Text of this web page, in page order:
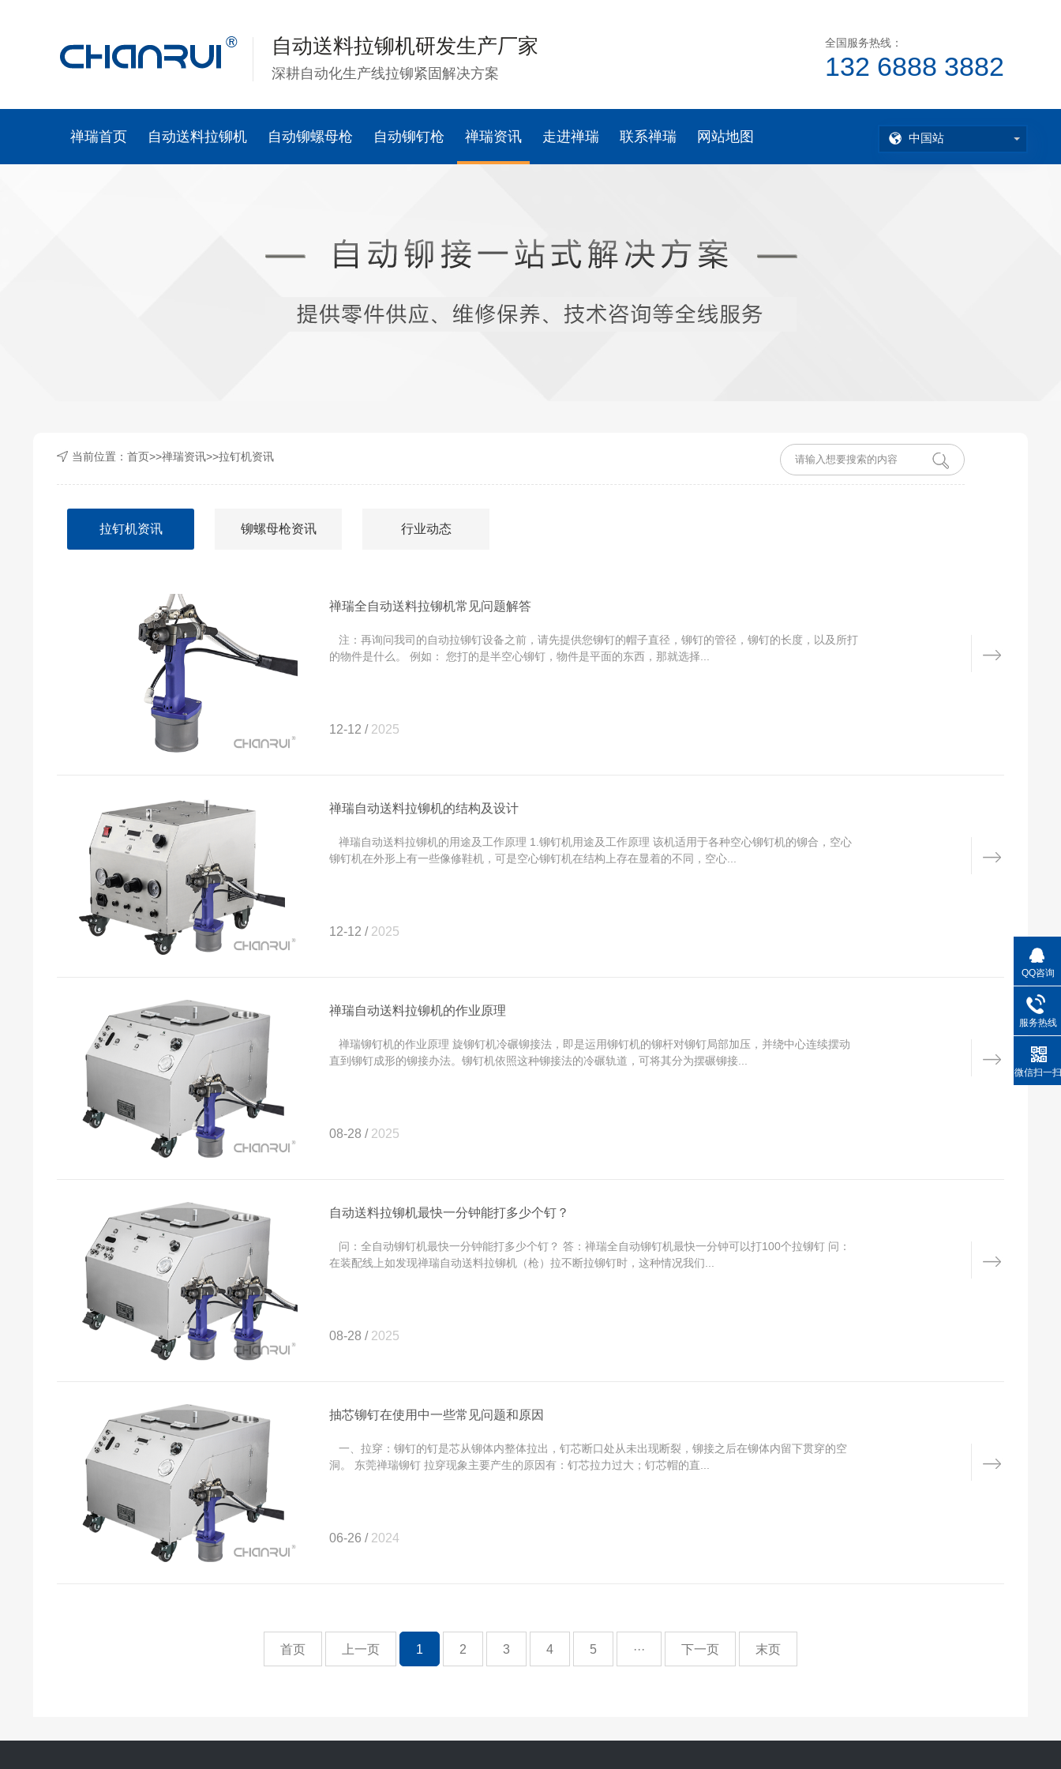
自动送料拉铆机研发生产厂家
深耕自动化生产线拉铆紧固解决方案
全国服务热线：
132 6888 3882
禅瑞首页 自动送料拉铆机 自动铆螺母枪 自动铆钉枪 禅瑞资讯 走进禅瑞 联系禅瑞 网站地图 中国站
当前位置： 首页>>禅瑞资讯>>拉钉机资讯
拉钉机资讯 铆螺母枪资讯 行业动态
禅瑞全自动送料拉铆机常见问题解答
注：再询问我司的自动拉铆钉设备之前，请先提供您铆钉的帽子直径，铆钉的管径，铆钉的长度，以及所打
的物件是什么。 例如： 您打的是半空心铆钉，物件是平面的东西，那就选择...
12-12 /2025
禅瑞自动送料拉铆机的结构及设计
禅瑞自动送料拉铆机的用途及工作原理 1.铆钉机用途及工作原理 该机适用于各种空心铆钉机的铆合，空心
铆钉机在外形上有一些像修鞋机，可是空心铆钉机在结构上存在显着的不同，空心...
12-12 /2025
禅瑞自动送料拉铆机的作业原理
禅瑞铆钉机的作业原理 旋铆钉机冷碾铆接法，即是运用铆钉机的铆杆对铆钉局部加压，并绕中心连续摆动
直到铆钉成形的铆接办法。铆钉机依照这种铆接法的冷碾轨道，可将其分为摆碾铆接...
08-28 /2025
自动送料拉铆机最快一分钟能打多少个钉？
问：全自动铆钉机最快一分钟能打多少个钉？ 答：禅瑞全自动铆钉机最快一分钟可以打100个拉铆钉 问：
在装配线上如发现禅瑞自动送料拉铆机（枪）拉不断拉铆钉时，这种情况我们...
08-28 /2025
抽芯铆钉在使用中一些常见问题和原因
一、拉穿：铆钉的钉是芯从铆体内整体拉出，钉芯断口处从未出现断裂，铆接之后在铆体内留下贯穿的空
洞。 东莞禅瑞铆钉 拉穿现象主要产生的原因有：钉芯拉力过大；钉芯帽的直...
06-26 /2024
首页 上一页 1 2 3 4 5 ··· 下一页 末页
QQ咨询
服务热线
微信扫一扫